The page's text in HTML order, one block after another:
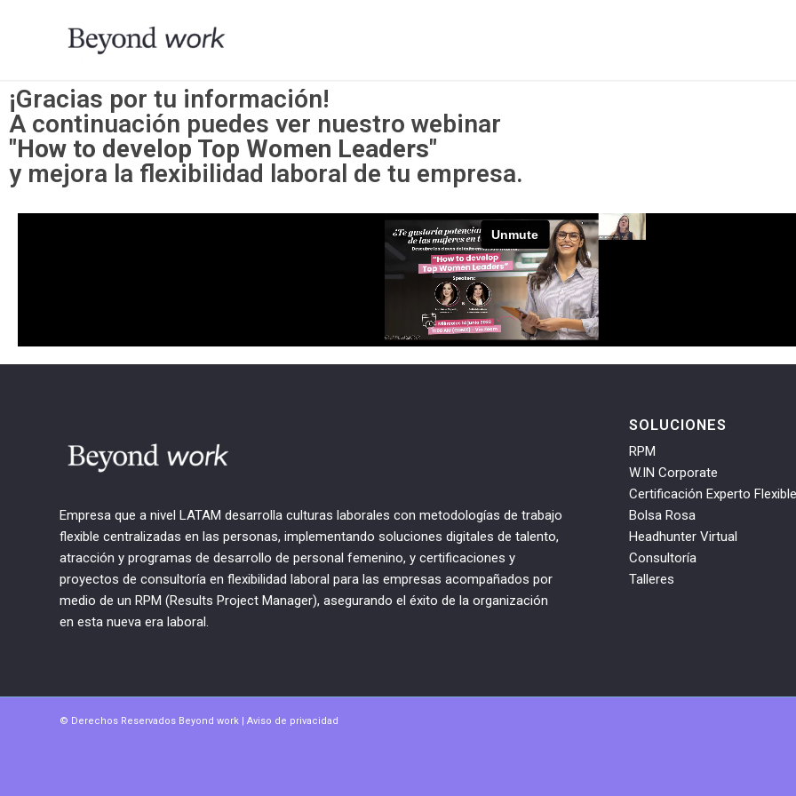
¡Gracias por tu información!
A continuación puedes ver nuestro webinar
"How to develop Top Women Leaders"
y mejora la flexibilidad laboral de tu empresa.
Empresa que a nivel LATAM desarrolla culturas laborales con metodologías de trabajo
flexible centralizadas en las personas, implementando soluciones digitales de talento,
atracción y programas de desarrollo de personal femenino, y certificaciones y
proyectos de consultoría en flexibilidad laboral para las empresas acompañados por
medio de un RPM (Results Project Manager), asegurando el éxito de la organización
en esta nueva era laboral.
SOLUCIONES
RPM
W.IN Corporate
Certificación Experto
Bolsa Rosa
Headhunter Virtual
Consultoría
Talleres
© Derechos Reservados Beyond work | Aviso de privacidad